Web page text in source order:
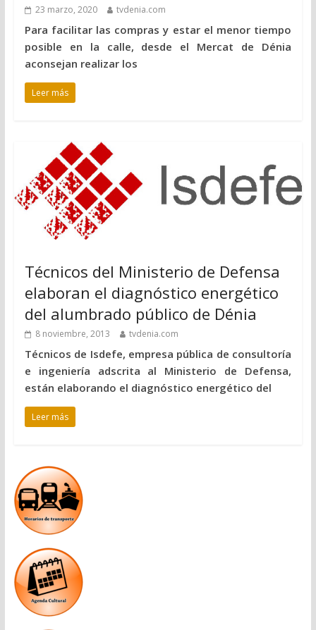
23 marzo, 2020 tvdenia.com
Para facilitar las compras y estar el menor tiempo
posible en la calle, desde el Mercat de Dénia
aconsejan realizar los
Leer más
Técnicos del Ministerio de Defensa
elaboran el diagnóstico energético
del alumbrado público de Dénia
8 noviembre, 2013 tvdenia.com
Técnicos de Isdefe, empresa pública de consultoría
e ingeniería adscrita al Ministerio de Defensa,
están elaborando el diagnóstico energético del
Leer más